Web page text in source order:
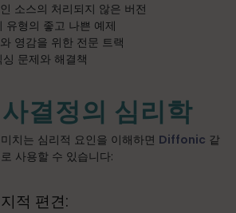
소스의 처리되지 않은 버전
유형의 좋고 나쁜 예제
영감을 위한 전문 트랙
문제와 해결책
결정의 심리학
치는 심리적 요인을 이해하면 Diffonic 같
사용할 수 있습니다:
적 편견: